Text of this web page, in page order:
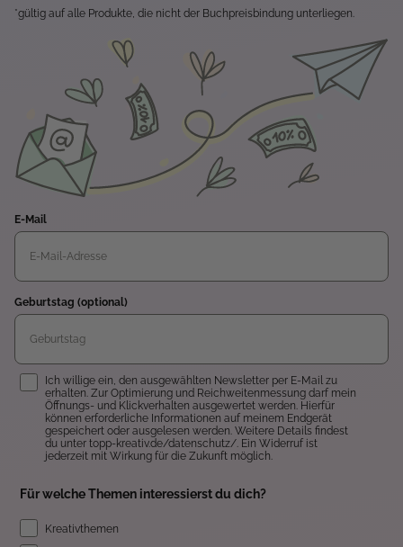
*gültig auf alle Produkte, die nicht der Buchpreisbindung unterliegen.
E-Mail
Geburtstag (optional)
Einwilligung
Ich willige ein, den ausgewählten Newsletter per E-Mail zu
erhalten. Zur Optimierung und Reichweitenmessung darf mein
Öffnungs- und Klickverhalten ausgewertet werden. Hierfür
können erforderliche Informationen auf meinem Endgerät
gespeichert oder ausgelesen werden. Weitere Details findest
du unter topp-kreativ.de/datenschutz/. Ein Widerruf ist
jederzeit mit Wirkung für die Zukunft möglich.
Für welche Themen interessierst du dich?
Kreativthemen